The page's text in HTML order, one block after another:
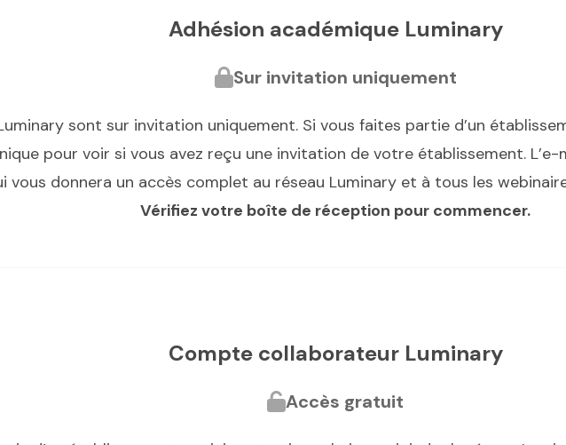
Adhésion académique Luminary
Sur invitation uniquement
sont sur invitation uniquement. Si vous faites partie d’un
pour voir si vous avez reçu une invitation de votre établissement. L’e-
vous donnera un accès complet au réseau Luminary et à tous les
Vérifiez votre boîte de réception pour commencer.
Compte collaborateur Luminary
Accès gratuit